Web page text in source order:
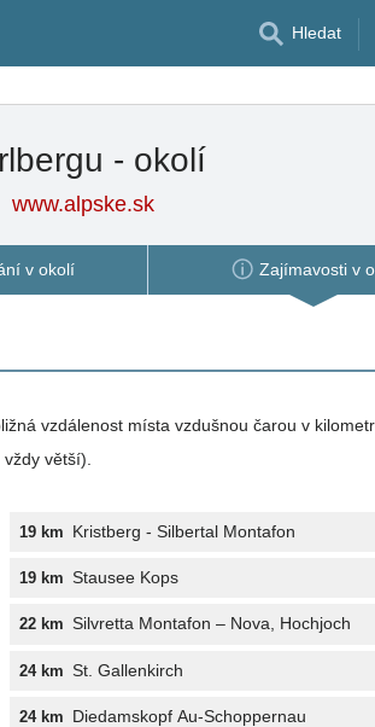
Hledat
- okolí
www.alpske.sk
v okolí Zajímavosti v
vzdálenost místa vzdušnou čarou v
větší).
19 km Kristberg - Silbertal Montafon
19 km Stausee Kops
22 km Silvretta Montafon – Nova, Hochjoch
24 km St. Gallenkirch
24 km Diedamskopf Au-Schoppernau